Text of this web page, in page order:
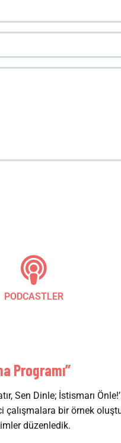
PODCASTLER
Programı”
Sen Dinle; İstismarı
bir örnek
düzenledik.